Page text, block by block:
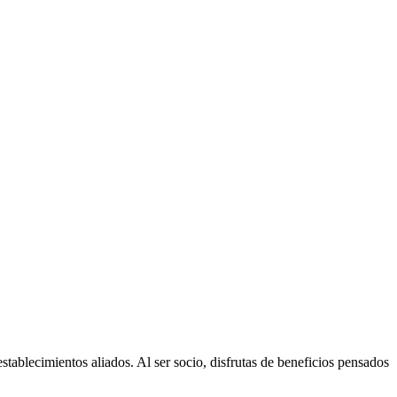
aliados. Al ser socio, disfrutas de beneficios pensados